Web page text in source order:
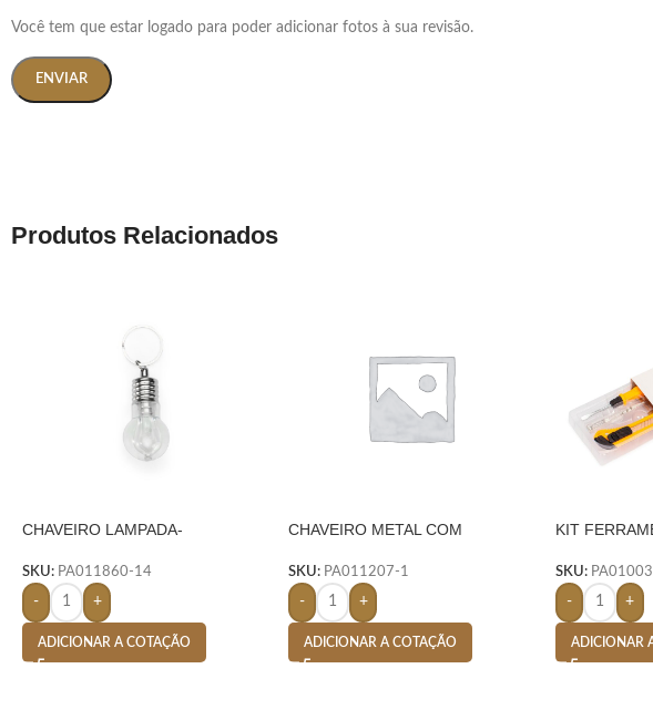
Você tem que estar logado para poder adicionar fotos à sua revisão.
Produtos Relacionados
CHAVEIRO LAMPADA-
SKU: PA011860-14
- +
ADICIONAR A COTAÇÃO
CHAVEIRO METAL COM
SKU: PA011207-1
- +
ADICIONAR A COTAÇÃO
KIT
SKU:
- +
ADICIONAR